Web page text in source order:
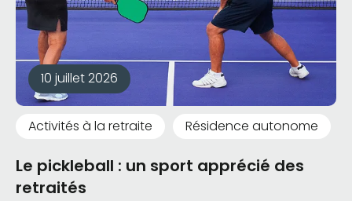
10 juillet 2026
Activités à la retraite Résidence autonome
Le pickleball : un sport apprécié des
retraités